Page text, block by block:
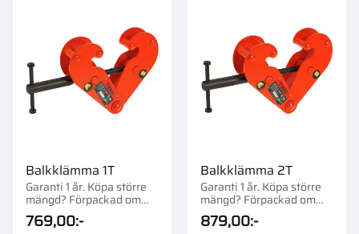
Balkklämma 1T
Garanti 1 år. Köpa större
mängd? Förpackad om
1/10 st.
769,00:-
Balkklämma 2T
Garanti 1 år. Köpa större
mängd? Förpackad om
1/10 st.
879,00:-